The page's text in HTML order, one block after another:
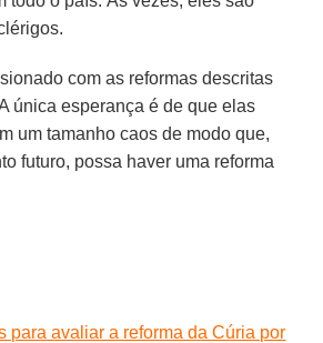
com as reformas descritas
única esperança é de que elas
um tamanho caos de modo que,
futuro, possa haver uma reforma
para avaliar a reforma da Cúria por